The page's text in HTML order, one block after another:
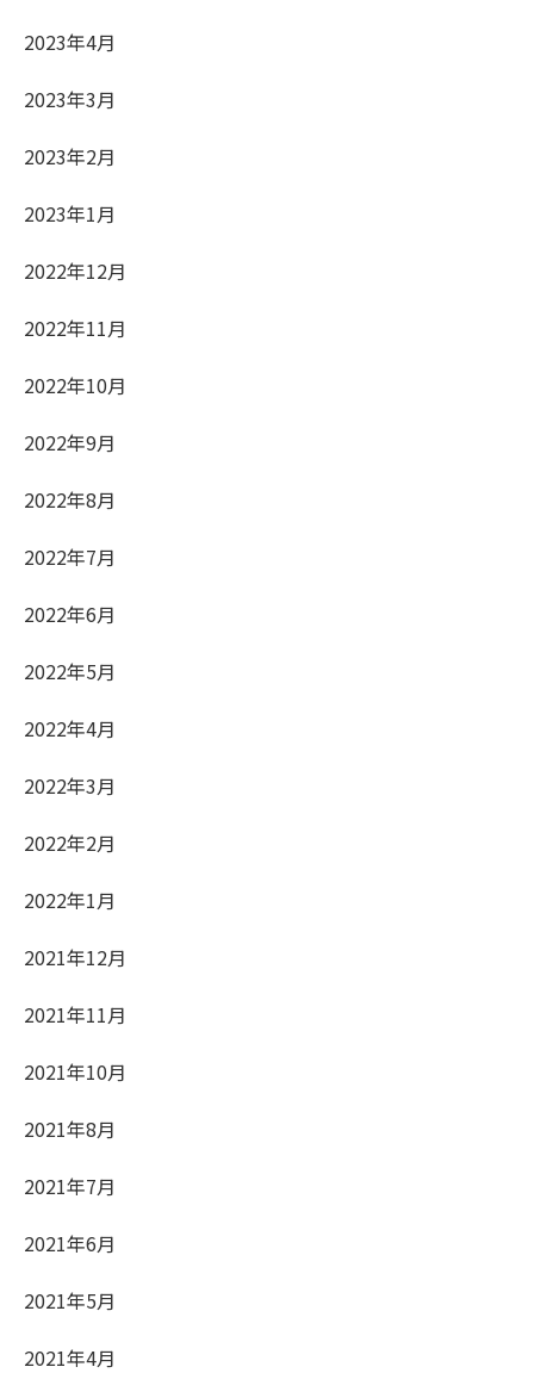
2023年4月
2023年3月
2023年2月
2023年1月
2022年12月
2022年11月
2022年10月
2022年9月
2022年8月
2022年7月
2022年6月
2022年5月
2022年4月
2022年3月
2022年2月
2022年1月
2021年12月
2021年11月
2021年10月
2021年8月
2021年7月
2021年6月
2021年5月
2021年4月